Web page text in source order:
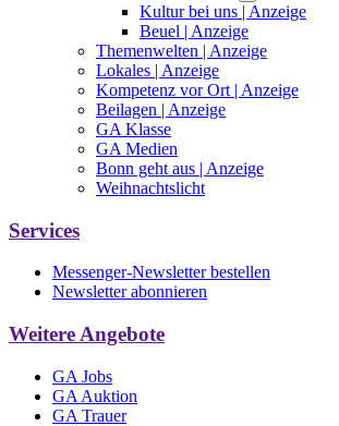
Kultur bei uns | Anzeige
Beuel | Anzeige
Themenwelten | Anzeige
Lokales | Anzeige
Kompetenz vor Ort | Anzeige
Beilagen | Anzeige
GA Klasse
GA Medien
Bonn geht aus | Anzeige
Weihnachtslicht
Services
Messenger-Newsletter bestellen
Newsletter abonnieren
Weitere Angebote
GA Jobs
GA Auktion
GA Trauer